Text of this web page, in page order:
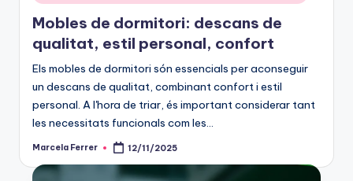
in
Mobles de dormitori: descans de
qualitat, estil personal, confort
Els mobles de dormitori són essencials per aconseguir
un descans de qualitat, combinant confort i estil
personal. A l'hora de triar, és important considerar tant
les necessitats funcionals com les…
Posted
Marcela Ferrer 12/11/2025